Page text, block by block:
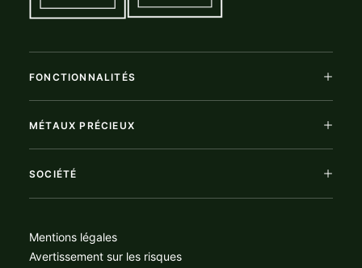
FONCTIONNALITÉS
MÉTAUX PRÉCIEUX
SOCIÉTÉ
Mentions légales
Avertissement sur les risques